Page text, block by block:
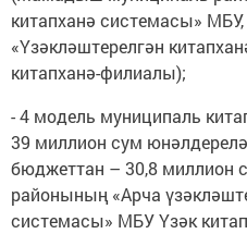
китапханә системасы»
«Үзәкләштерелгән
китапханә-филиалы);
- 4 модель муниципаль
39 миллион сум
бюджеттан – 30,8 миллион
районының «Арча
системасы» МБУ Үзәк